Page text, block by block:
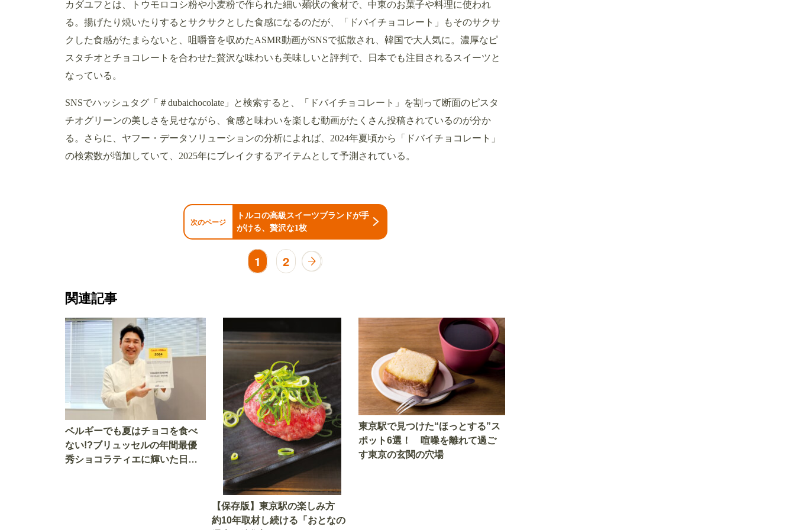
カダユフとは、トウモロコシ粉や小麦粉で作られた細い麺状の食材で、中東のお菓子や料理に使われ
る。揚げたり焼いたりするとサクサクとした食感になるのだが、「ドバイチョコレート」もそのサクサ
クした食感がたまらないと、咀嚼音を収めたASMR動画がSNSで拡散され、韓国で大人気に。濃厚なピ
スタチオとチョコレートを合わせた贅沢な味わいも美味しいと評判で、日本でも注目されるスイーツと
なっている。
SNSでハッシュタグ「＃dubaichocolate」と検索すると、「ドバイチョコレート」を割って断面のピスタ
チオグリーンの美しさを見せながら、食感と味わいを楽しむ動画がたくさん投稿されているのが分か
る。さらに、ヤフー・データソリューションの分析によれば、2024年夏頃から「ドバイチョコレート」
の検索数が増加していて、2025年にブレイクするアイテムとして予測されている。
次のページ
トルコの高級スイーツブランドが手
がける、贅沢な1枚
1 2
関連記事
ベルギーでも夏はチョコを食べ
ない!?ブリュッセルの年間最優
秀ショコラティエに輝いた日本
【保存版】東京駅の楽しみ方
約10年取材し続ける「おとなの
東京駅で見つけた“ほっとする”ス
ポット6選！ 喧噪を離れて過ご
す東京の玄関の穴場